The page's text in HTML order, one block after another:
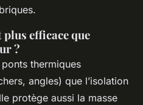
efficace que
?
thermiques
angles) que l’isolation
protège aussi la masse